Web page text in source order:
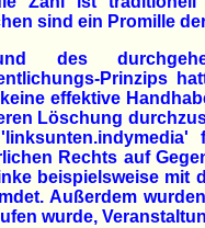
sind ein Promille
des
Prinzips
effektive
Löschung
Rechts auf
beispielsweise mit
Außerdem
wurde,